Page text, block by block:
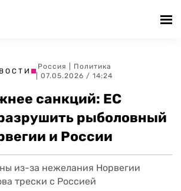
Россия
Политика
| 07.05.2026 / 14:24
санкций: ЕС
рыболовный
и России
из-за нежелания Норвегии
трески с Россией